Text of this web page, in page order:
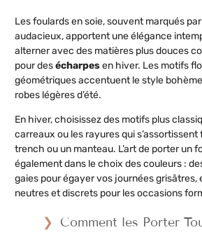
Les foulards en soie, souvent marqués
audacieux, apportent une élégance
alterner avec des matières plus douces
pour desécharpesen hiver. Les motifs
géométriques accentuent le style
robes légères d’été.
En hiver, choisissez des motifs plus
carreaux ou les rayures qui
trench ou un manteau. L’art de porter un
également dans le choix des couleurs :
gaies pour égayer vos journées grisâtres,
neutres et discrets pour les occasions
Comment les Porter